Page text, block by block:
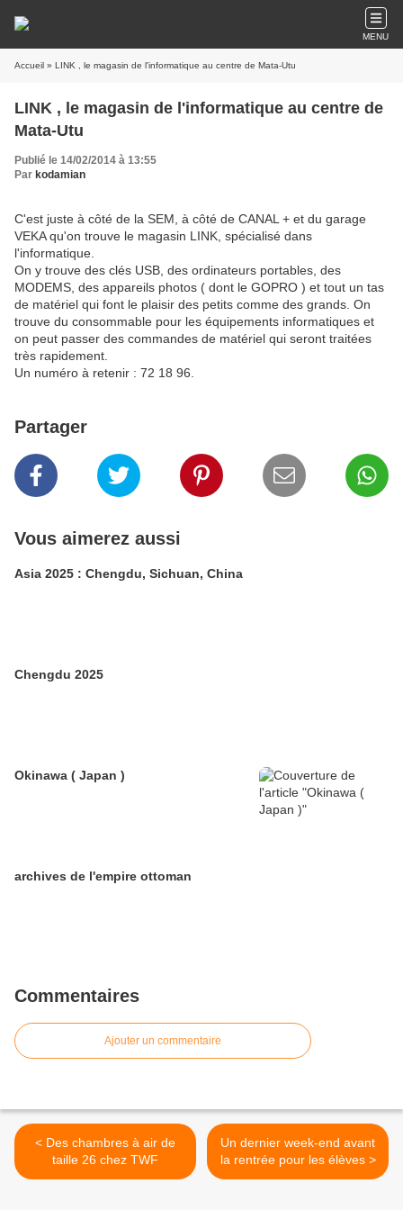
MENU
Accueil » LINK , le magasin de l'informatique au centre de Mata-Utu
LINK , le magasin de l'informatique au centre de
Mata-Utu
Publié le 14/02/2014 à 13:55
Par kodamian
C'est juste à côté de la SEM, à côté de CANAL + et du garage
VEKA qu'on trouve le magasin LINK, spécialisé dans
l'informatique.
On y trouve des clés USB, des ordinateurs portables, des
MODEMS, des appareils photos ( dont le GOPRO ) et tout un tas
de matériel qui font le plaisir des petits comme des grands. On
trouve du consommable pour les équipements informatiques et
on peut passer des commandes de matériel qui seront traitées
très rapidement.
Un numéro à retenir : 72 18 96.
Partager
Vous aimerez aussi
Asia 2025 : Chengdu, Sichuan, China
Chengdu 2025
Okinawa ( Japan )
archives de l'empire ottoman
Commentaires
Ajouter un commentaire
< Des chambres à air de
taille 26 chez TWF
Un dernier week-end avant
la rentrée pour les élèves >